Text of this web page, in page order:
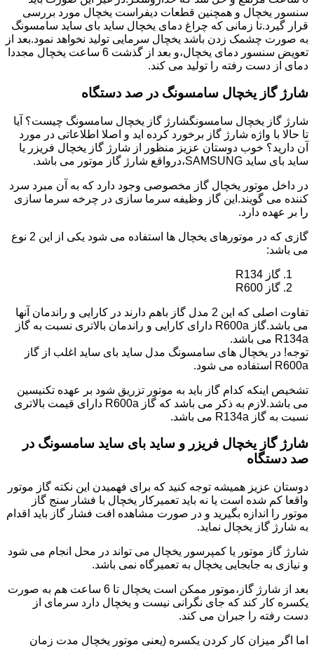
سنسور یخچال و همچنین قطعات دیفراست یخچال مورد بررسی
قرار گیرد.تا زمانی که چراغ دمای یخچال ساید بای ساید سامسونگ
به صورت چشمک زدن باشد یخچال سرمایی تولید نخواهد نمود.بعد از
تعویض سنسور دمای یخچال،و بعد از گذشت 6 ساعت یخچال مجددا
دمای از دست رفته را تولید می کند.
شارژ گاز یخچال سامسونگ در صد دستگاه
شارژ گاز یخچال سامسونگشارژ گاز یخچال سامسونگ چیست؟ آیا
تا حالا با واژه شارژ گاز برخورد کرده اید و اصلا اطلاعاتی در مورد
آن دارید؟ خوب دوستان عزیز منظور از شارژ گاز یخچال فریزر یا
ساید بای ساید SAMSUNG،درواقع شارژ گاز موتور می باشد.
در داخل موتور یخچال گاز مخصوصی وجود دارد که به آن مبرد سرد
کننده می گویند.این گاز وظیفه سرما سازی در چرخه سرما سازی
را بر عهده دارد.
گازی که در موتورهای یخچال ها استفاده می شود یکی از این 2 نوع
می باشد:
گاز R134
گاز R600
تفاوت اصلی که این 2 مدل گاز باهم دارند در کارایی و راندمان آنها
می باشد.گاز R600a دارای کارایی و راندمان بالاتری نسبت به گاز
R134a می باشد.
توجه! در یخچال های سامسونگ مدل ساید بای ساید اغلب از گاز
R600a استفاده می شود.
تشخیص اینکه کدام گاز باید به موتور تزریق شود بر عهده تکنیسین
می باشد.لازم به ذکر می باشد که گاز R600a دارای قیمت بالاتری
نسبت به گاز R134a می باشد.
شارژ گاز یخچال فریزر و ساید بای ساید سامسونگ در
صد دستگاه
دوستان عزیز همیشه توجه کنید که برای فهمیدن این نکته گاز موتور
واقعا کم شده است یا نه باید تعمیرکار یخچال با فشار سنج گاز
موتور را اندازه بگیرید و در صورت مشاهده افت فشار گاز باید اقدام
به شارژ گاز یخچال نماید.
شارژ گاز موتور یا کمپرسور یخچال می تواند در محل انجام می شود
و نیازی به جابجایی یخچال به تعمیرگاه نمی باشد.
بعد از شارژ گاز،موتور ممکن است یخچال تا 6 ساعت هم به صورت
یکسره کار کند که جای نگرانی نیست و یخچال دارد سرمای از
دست رفته را جبران می کند.
اما اگر میزان کار کردن یکسره (یعنی موتور یخچال مدت زمان